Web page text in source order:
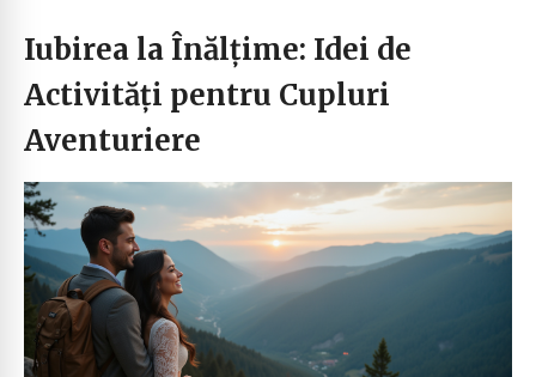
Iubirea la Înălțime: Idei de
Activități pentru Cupluri
Aventuriere